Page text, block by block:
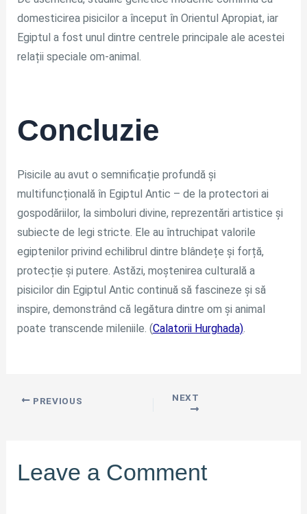
domesticirea pisicilor a început în Orientul Apropiat, iar
Egiptul a fost unul dintre centrele principale ale acestei
relații speciale om-animal.
Concluzie
Pisicile au avut o semnificație profundă și
multifuncțională în Egiptul Antic – de la protectori ai
gospodăriilor, la simboluri divine, reprezentări artistice și
subiecte de legi stricte. Ele au întruchipat valorile
egiptenilor privind echilibrul dintre blândețe și forță,
protecție și putere. Astăzi, moștenirea culturală a
pisicilor din Egiptul Antic continuă să fascineze și să
inspire, demonstrând că legătura dintre om și animal
poate transcende mileniile. (Calatorii Hurghada).
PREVIOUS NEXT
Leave a Comment